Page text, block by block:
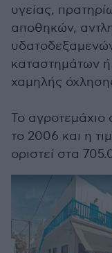
υγείας,
αποθηκών,
καταστημάτων
χαμηλής
Το αγροτεμάχιο
το 2006 και η
οριστεί στα